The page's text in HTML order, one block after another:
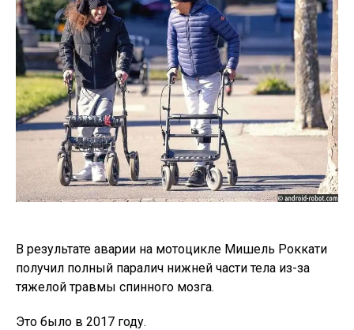
В результате аварии на мотоцикле Мишель Роккати
получил полный паралич нижней части тела из-за
тяжелой травмы спинного мозга.
Это было в 2017 году.